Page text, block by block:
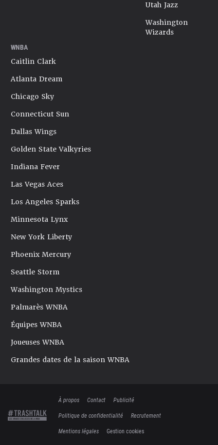
Utah Jazz
Washington
Wizards
WNBA
Caitlin Clark
Atlanta Dream
Chicago Sky
Connecticut Sun
Dallas Wings
Golden State Valkyries
Indiana Fever
Las Vegas Aces
Los Angeles Sparks
Minnesota Lynx
New York Liberty
Phoenix Mercury
Seattle Storm
Washington Mystics
Palmarès WNBA
Équipes WNBA
Joueuses WNBA
Grandes dates de la saison WNBA
À propos Contact
Publicité
Politique de confidentialité
Recrutement
Mentions légales
Gestion cookies